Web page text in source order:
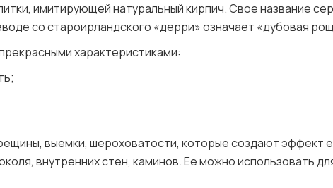
имитирующей натуральный кирпич. Свое название
со староирландского «дерри» означает «дубовая
характеристиками:
выемки, шероховатости, которые создают эффект
внутренних стен, каминов. Ее можно использовать